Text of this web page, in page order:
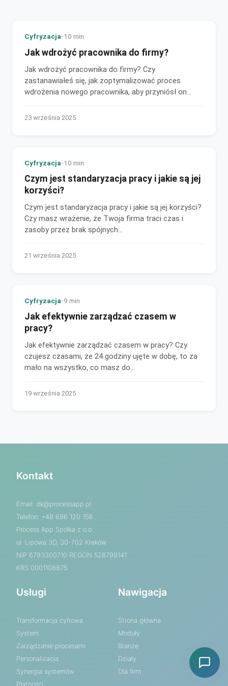
Cyfryzacja•10 min
Jak wdrożyć pracownika do firmy?
Jak wdrożyć pracownika do firmy? Czy
zastanawiałeś się, jak zoptymalizować proces
wdrożenia nowego pracownika, aby przyniósł on
23 września 2025
Cyfryzacja•10 min
Czym jest standaryzacja pracy i jakie są jej
korzyści?
Czym jest standaryzacja pracy i jakie są jej korzyści?
Czy masz wrażenie, że Twoja firma traci czas i
zasoby przez brak spójnych...
21 września 2025
Cyfryzacja•9 min
Jak efektywnie zarządzać czasem w
pracy?
Jak efektywnie zarządzać czasem w pracy? Czy
czujesz czasami, że 24 godziny ujęte w dobę, to za
mało na wszystko, co masz do
19 września 2025
Kontakt
Email: dk@processapp.pl
Telefon: +48 696 120 158
Process App Spółka z o.o.
ul. Lipowa 3D, 30-702 Kraków
NIP 6793300710 REGON 528799141
KRS 0001108875
Usługi
Transformacja cyfrowa
System
Zarządzanie procesami
Personalizacja
Synergia systemów
Płatności
Nawigacja
Strona główna
Moduły
Branże
Działy
Dla firm